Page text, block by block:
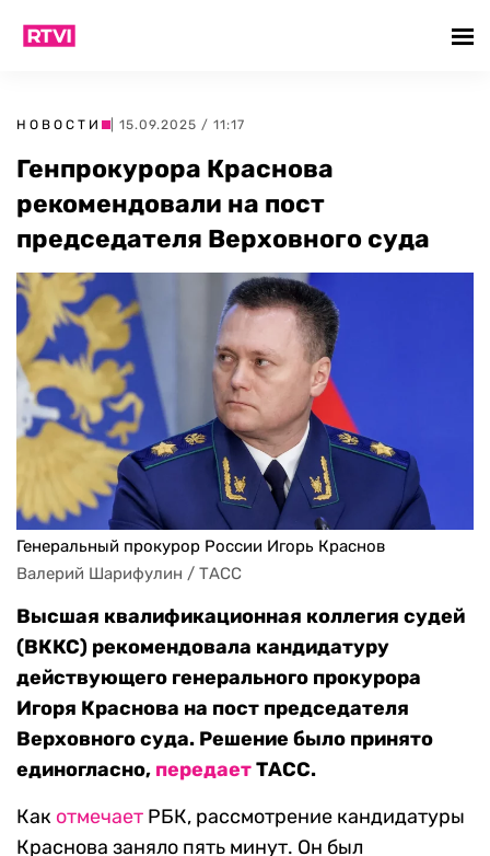
НОВОСТИ | 15.09.2025 / 11:17
Генпрокурора Краснова
рекомендовали на пост
председателя Верховного суда
Генеральный прокурор России Игорь Краснов
Валерий Шарифулин / ТАСС
Высшая квалификационная коллегия судей
(ВККС) рекомендовала кандидатуру
действующего генерального прокурора
Игоря Краснова на пост председателя
Верховного суда. Решение было принято
единогласно, передаетТАСС.
Как отмечает РБК, рассмотрение кандидатуры
Краснова заняло пять минут. Он был